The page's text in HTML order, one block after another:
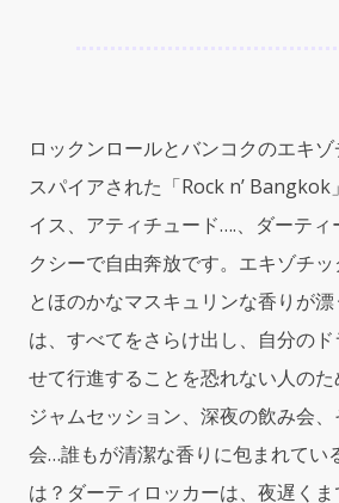
Diffuser
Me
Fragrance
quantity
ロックンロールとバンコクのエキ
スパイアされた「Rock n’
イス、アティチュード….、ダーテ
クシーで自由奔放です。エキゾチ
とほのかなマスキュリンな香りが
は、すべてをさらけ出し、自分の
せて行進することを恐れない人の
ジャムセッション、深夜の飲み会
会…誰もが清潔な香りに包まれてい
は？ダーティロッカーは、夜遅く